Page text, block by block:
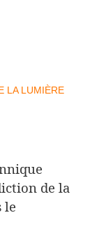
de la
le